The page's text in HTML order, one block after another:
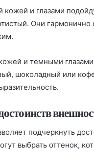
кожей и глазами
Они
и темными
шоколадный или
подчеркнуть
выбрать оттенок,